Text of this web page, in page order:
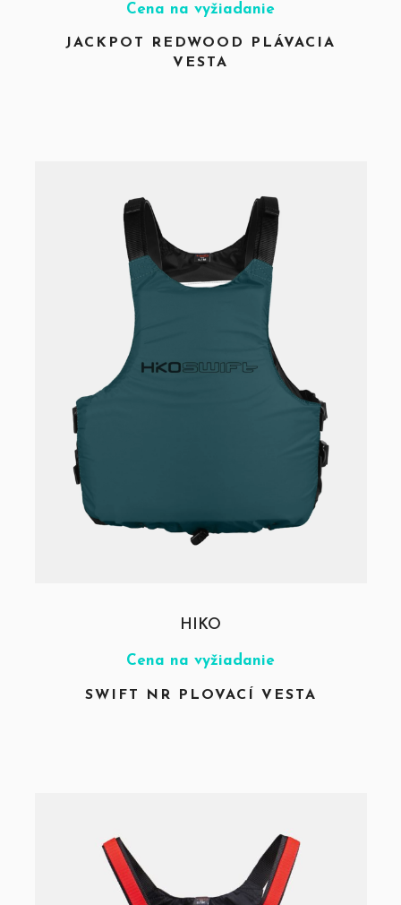
Cena na vyžiadanie
JACKPOT REDWOOD PLÁVACIA
VESTA
HIKO
Cena na vyžiadanie
SWIFT NR PLOVACÍ VESTA